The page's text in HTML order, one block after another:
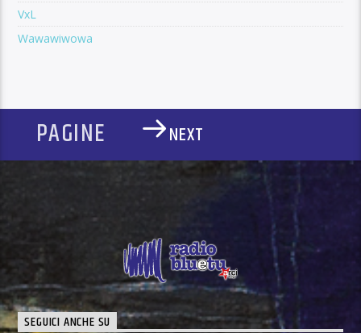
VxL
Wawawiwowa
PAGINE NEXT
SEGUICI ANCHE SU